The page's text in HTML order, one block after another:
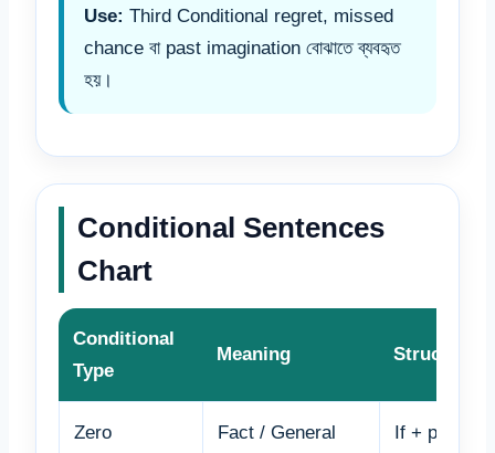
Use: Third Conditional regret, missed
chance বা past imagination বোঝাতে ব্যবহৃত
হয়।
Conditional Sentences
Chart
Conditional
Type
Meaning Structure
Zero
Fact / General
If +